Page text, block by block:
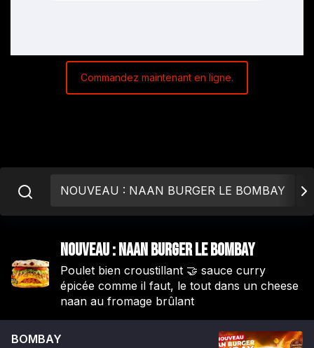
Commandez maintenant en ligne.
NOUVEAU : NAAN BURGER LE BOMBAY
NOUVEAU : NAAN BURGER LE BOMBAY
Poulet bien croustillant 🤝 sauce curry
épicée comme il faut, le tout dans un cheese
naan au fromage brûlant
BOMBAY